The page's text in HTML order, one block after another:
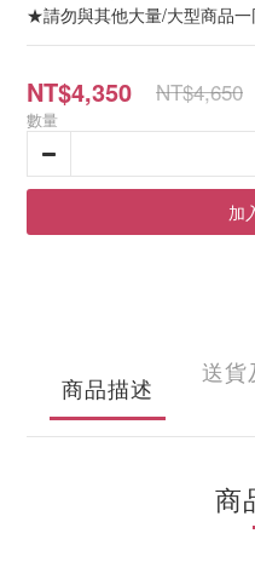
★請勿與其他大量/大型商品
NT$4,350 NT$4,650
數量
加
商品描述
送貨
商